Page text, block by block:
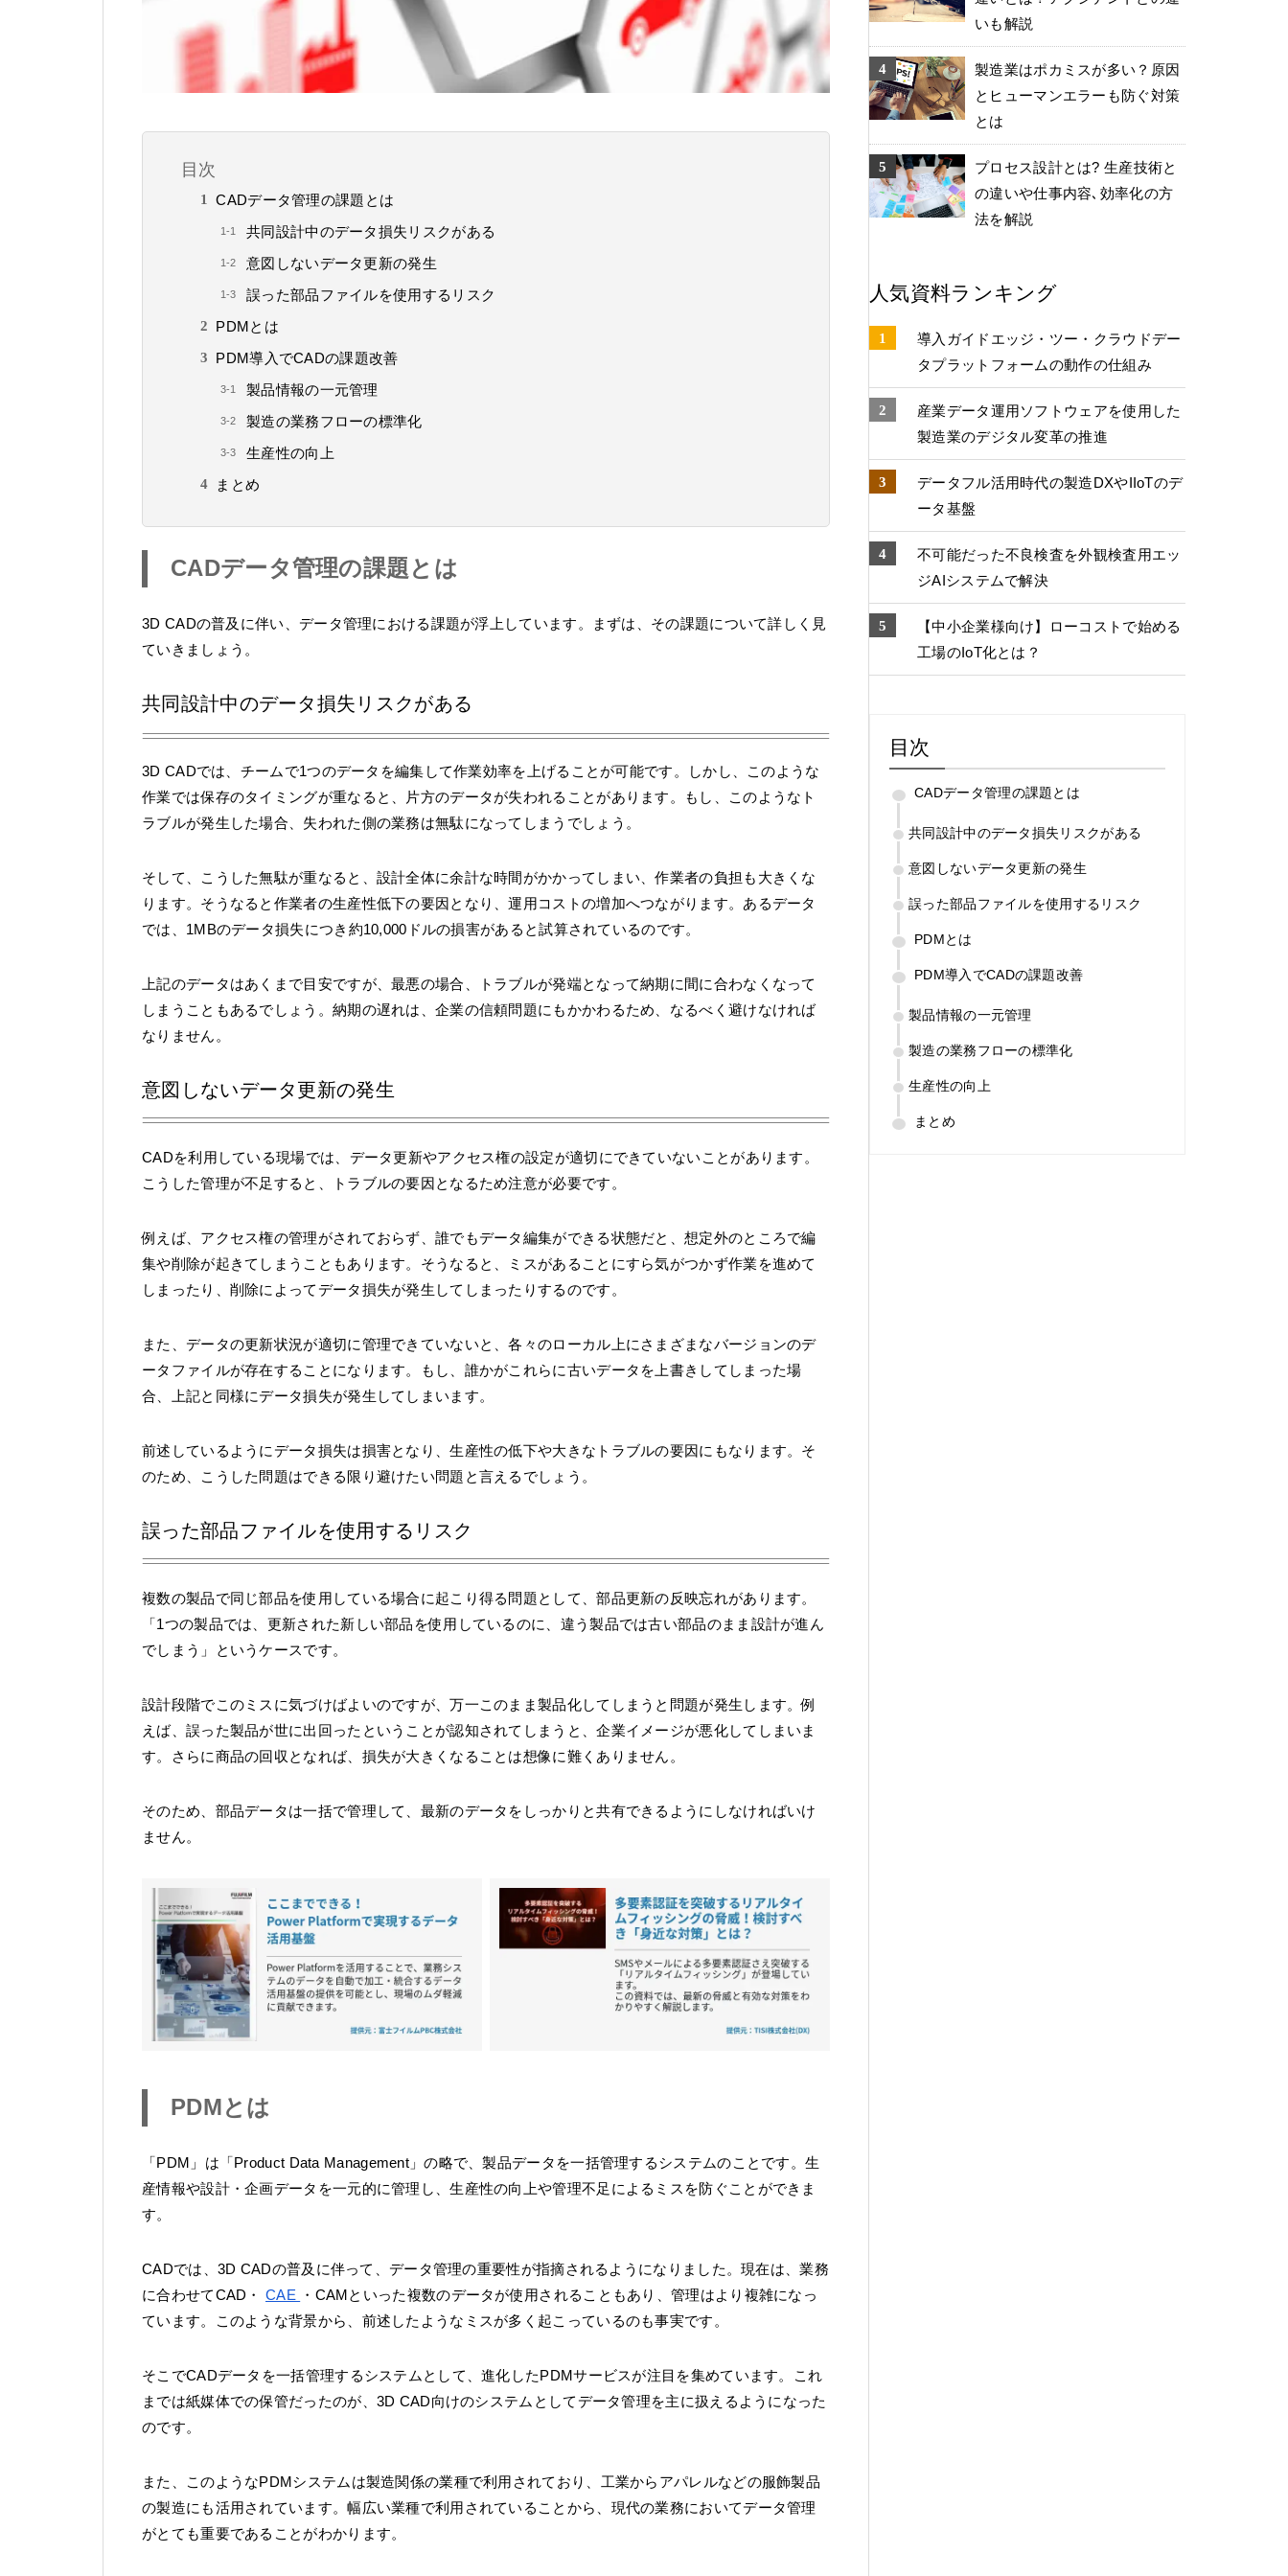
目次
CADデータ管理の課題とは
共同設計中のデータ損失リスクがある
意図しないデータ更新の発生
誤った部品ファイルを使用するリスク
PDMとは
PDM導入でCADの課題改善
製品情報の一元管理
製造の業務フローの標準化
生産性の向上
まとめ
CADデータ管理の課題とは
3D CADの普及に伴い、データ管理における課題が浮上しています。まずは、その課題について詳しく見
ていきましょう。
共同設計中のデータ損失リスクがある
3D CADでは、チームで1つのデータを編集して作業効率を上げることが可能です。しかし、このような
作業では保存のタイミングが重なると、片方のデータが失われることがあります。もし、このようなト
ラブルが発生した場合、失われた側の業務は無駄になってしまうでしょう。
そして、こうした無駄が重なると、設計全体に余計な時間がかかってしまい、作業者の負担も大きくな
ります。そうなると作業者の生産性低下の要因となり、運用コストの増加へつながります。あるデータ
では、1MBのデータ損失につき約10,000ドルの損害があると試算されているのです。
上記のデータはあくまで目安ですが、最悪の場合、トラブルが発端となって納期に間に合わなくなって
しまうこともあるでしょう。納期の遅れは、企業の信頼問題にもかかわるため、なるべく避けなければ
なりません。
意図しないデータ更新の発生
CADを利用している現場では、データ更新やアクセス権の設定が適切にできていないことがあります。
こうした管理が不足すると、トラブルの要因となるため注意が必要です。
例えば、アクセス権の管理がされておらず、誰でもデータ編集ができる状態だと、想定外のところで編
集や削除が起きてしまうこともあります。そうなると、ミスがあることにすら気がつかず作業を進めて
しまったり、削除によってデータ損失が発生してしまったりするのです。
また、データの更新状況が適切に管理できていないと、各々のローカル上にさまざまなバージョンのデ
ータファイルが存在することになります。もし、誰かがこれらに古いデータを上書きしてしまった場
合、上記と同様にデータ損失が発生してしまいます。
前述しているようにデータ損失は損害となり、生産性の低下や大きなトラブルの要因にもなります。そ
のため、こうした問題はできる限り避けたい問題と言えるでしょう。
誤った部品ファイルを使用するリスク
複数の製品で同じ部品を使用している場合に起こり得る問題として、部品更新の反映忘れがあります。
「1つの製品では、更新された新しい部品を使用しているのに、違う製品では古い部品のまま設計が進ん
でしまう」というケースです。
設計段階でこのミスに気づけばよいのですが、万一このまま製品化してしまうと問題が発生します。例
えば、誤った製品が世に出回ったということが認知されてしまうと、企業イメージが悪化してしまいま
す。さらに商品の回収となれば、損失が大きくなることは想像に難くありません。
そのため、部品データは一括で管理して、最新のデータをしっかりと共有できるようにしなければいけ
ません。
PDMとは
「PDM」は「Product Data Management」の略で、製品データを一括管理するシステムのことです。生
産情報や設計・企画データを一元的に管理し、生産性の向上や管理不足によるミスを防ぐことができま
す。
CADでは、3D CADの普及に伴って、データ管理の重要性が指摘されるようになりました。現在は、業務
に合わせてCAD・ CAE
・CAMといった複数のデータが使用されることもあり、管理はより複雑になっ
ています。このような背景から、前述したようなミスが多く起こっているのも事実です。
そこでCADデータを一括管理するシステムとして、進化したPDMサービスが注目を集めています。これ
までは紙媒体での保管だったのが、3D CAD向けのシステムとしてデータ管理を主に扱えるようになった
のです。
また、このようなPDMシステムは製造関係の業種で利用されており、工業からアパレルなどの服飾製品
の製造にも活用されています。幅広い業種で利用されていることから、現代の業務においてデータ管理
がとても重要であることがわかります。
いも解説
製造業はポカミスが多い？原因
とヒューマンエラーも防ぐ対策
とは
プロセス設計とは? 生産技術と
の違いや仕事内容､効率化の方
法を解説
人気資料ランキング
導入ガイドエッジ・ツー・クラウドデー
タプラットフォームの動作の仕組み
産業データ運⽤ソフトウェアを使⽤した
製造業のデジタル変⾰の推進
データフル活用時代の製造DXやIIoTのデ
ータ基盤
不可能だった不良検査を外観検査用エッ
ジAIシステムで解決
【中小企業様向け】ローコストで始める
工場のIoT化とは？
目次
CADデータ管理の課題とは
共同設計中のデータ損失リスクがある
意図しないデータ更新の発生
誤った部品ファイルを使用するリスク
PDMとは
PDM導入でCADの課題改善
製品情報の一元管理
製造の業務フローの標準化
生産性の向上
まとめ